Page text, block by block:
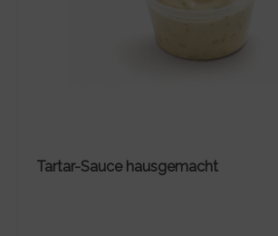
Tartar-Sauce hausgemacht